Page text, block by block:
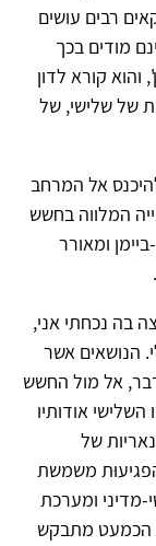
רבים עושים
מודים בכך
והוא קורא לדון
של שלישי, של
אל המרחב
המלווה בחשש
ומאורר
בה נכחתי אני,
הנושאים אשר
אל מול החשש
אודותיו
של
משמשת
מדיני ומערכת
הכמעט מתבקש